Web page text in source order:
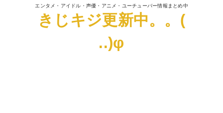
エンタメ・アイドル・声優・アニメ・ユーチューバー情報まとめ中
きじキジ更新中。。(
..)φ